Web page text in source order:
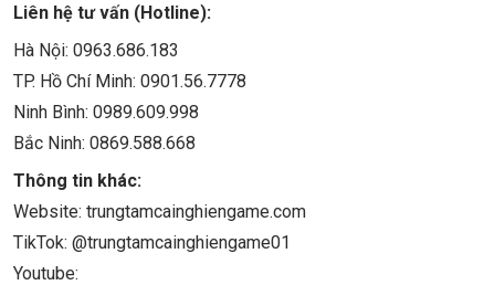
Liên hệ tư vấn (Hotline):
Hà Nội: 0963.686.183
TP. Hồ Chí Minh: 0901.56.7778
Ninh Bình: 0989.609.998
Bắc Ninh: 0869.588.668
Thông tin khác:
Website: trungtamcainghiengame.com
TikTok: @trungtamcainghiengame01
Youtube: